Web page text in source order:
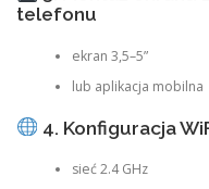
telefonu
ekran 3,5–5”
lub aplikacja mobilna
4. Konfiguracja
sieć 2.4 GHz